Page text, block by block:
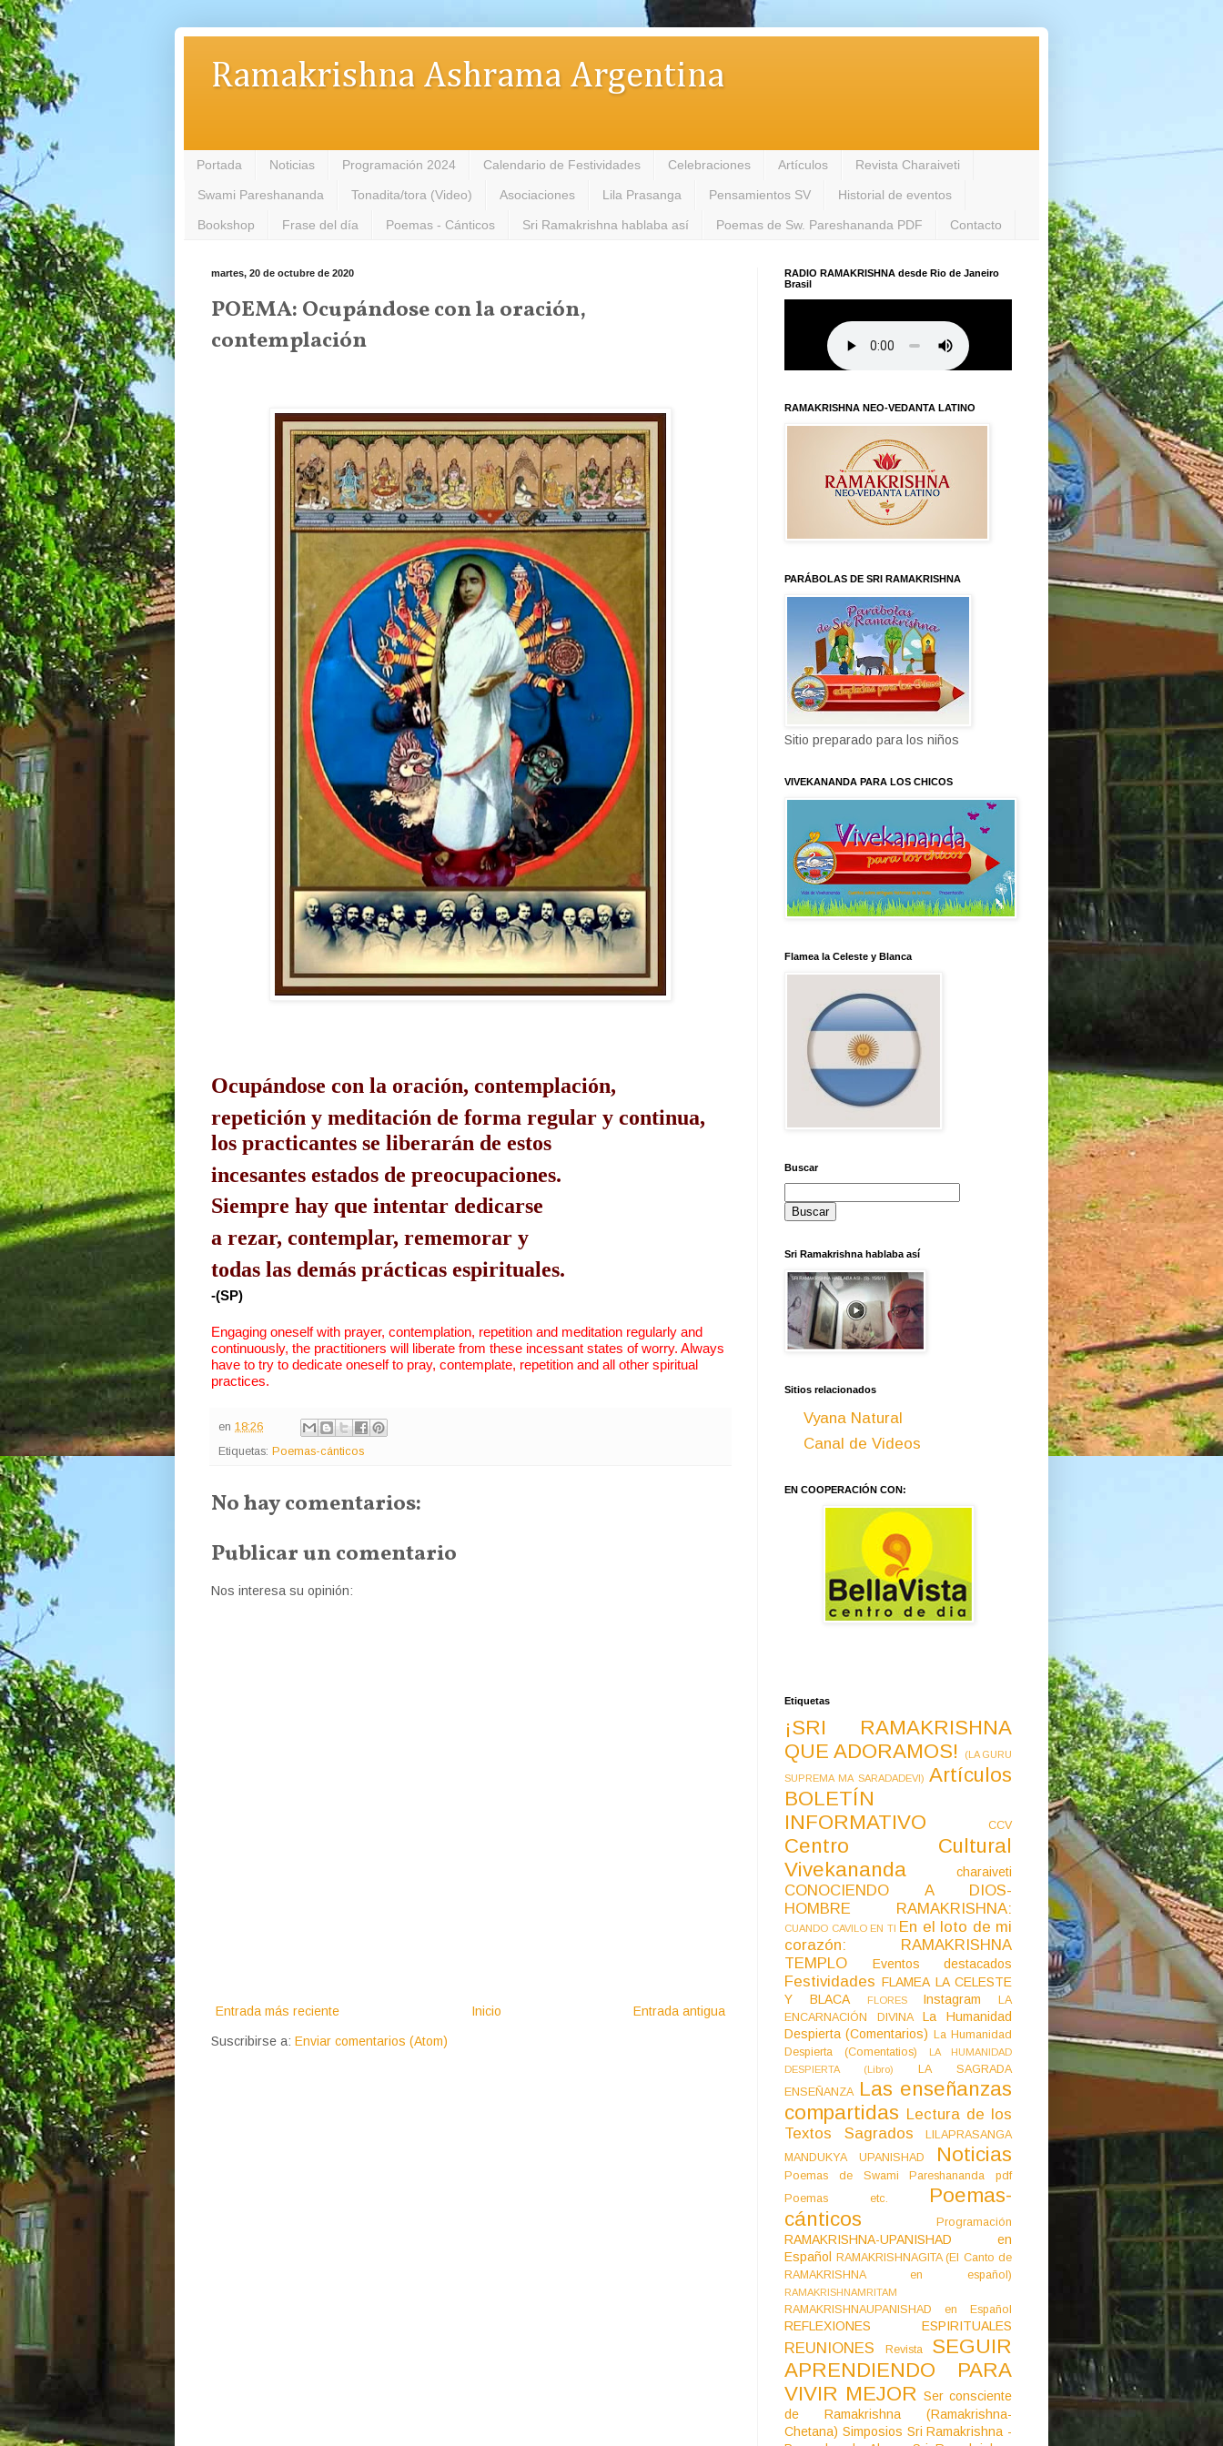
Ramakrishna Ashrama Argentina
Portada Noticias Programación 2024 Calendario de Festividades Celebraciones Artículos Revista Charaiveti
Swami Pareshananda Tonadita/tora (Video) Asociaciones Lila Prasanga Pensamientos SV Historial de eventos
Bookshop Frase del día Poemas - Cánticos Sri Ramakrishna hablaba así Poemas de Sw. Pareshananda PDF Contacto
martes, 20 de octubre de 2020
POEMA: Ocupándose con la oración,
contemplación
Ocupándose con la oración, contemplación,
repetición y meditación de forma regular y continua,
los practicantes se liberarán de estos
incesantes estados de preocupaciones.
Siempre hay que intentar dedicarse
a rezar, contemplar, rememorar y
todas las demás prácticas espirituales.
-(SP)
Engaging oneself with prayer, contemplation, repetition and meditation regularly and
continuously, the practitioners will liberate from these incessant states of worry. Always
have to try to dedicate oneself to pray, contemplate, repetition and all other spiritual
practices.
en 18:26
Etiquetas: Poemas-cánticos
No hay comentarios:
Publicar un comentario
Nos interesa su opinión:
Entrada más reciente Entrada antigua
Inicio
Suscribirse a: Enviar comentarios (Atom)
RADIO RAMAKRISHNA desde Rio de Janeiro
Brasil
RAMAKRISHNA NEO-VEDANTA LATINO
PARÁBOLAS DE SRI RAMAKRISHNA
Sitio preparado para los niños
VIVEKANANDA PARA LOS CHICOS
Flamea la Celeste y Blanca
Buscar
Sri Ramakrishna hablaba así
Sitios relacionados
Vyana Natural
Canal de Videos
EN COOPERACIÓN CON:
Etiquetas
¡SRI RAMAKRISHNA
QUE ADORAMOS!
(LA GURU
SUPREMA MA SARADADEVI) Artículos
BOLETÍN
INFORMATIVO
CCV
Centro Cultural
Vivekananda
charaiveti
CONOCIENDO A DIOS-
HOMBRE RAMAKRISHNA:
CUANDO CAVILO EN TI En el loto de mi
corazón: RAMAKRISHNA
TEMPLO
Eventos destacados
Festividades FLAMEA LA CELESTE
Y BLACA
FLORES Instagram
LA
ENCARNACIÓN DIVINA
La Humanidad
Despierta (Comentarios)
La Humanidad
Despierta (Comentatios)
LA HUMANIDAD
DESPIERTA (Libro)
LA SAGRADA
ENSEÑANZA Las enseñanzas
compartidas Lectura de los
Textos Sagrados
LILAPRASANGA
MANDUKYA UPANISHAD
Noticias
Poemas de Swami Pareshananda pdf
Poemas etc.
Poemas-
cánticos
Programación
RAMAKRISHNA-UPANISHAD en
Español
RAMAKRISHNAGITA (El Canto de
RAMAKRISHNA en español)
RAMAKRISHNAMRITAM
RAMAKRISHNAUPANISHAD en Español
REFLEXIONES ESPIRITUALES
REUNIONES Revista
SEGUIR
APRENDIENDO PARA
VIVIR MEJOR Ser consciente
de Ramakrishna (Ramakrishna-
Chetana) Simposios Sri Ramakrishna -